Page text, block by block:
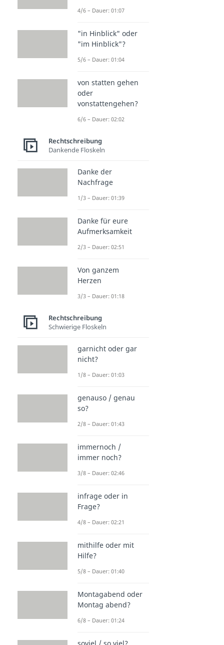
4/6 – Dauer: 01:07
"in Hinblick" oder
"im Hinblick"?
5/6 – Dauer: 01:04
von statten gehen
oder
vonstattengehen?
6/6 – Dauer: 02:02
Rechtschreibung
Dankende Floskeln
Danke der
Nachfrage
1/3 – Dauer: 01:39
Danke für eure
Aufmerksamkeit
2/3 – Dauer: 02:51
Von ganzem
Herzen
3/3 – Dauer: 01:18
Rechtschreibung
Schwierige Floskeln
garnicht oder gar
nicht?
1/8 – Dauer: 01:03
genauso / genau
so?
2/8 – Dauer: 01:43
immernoch /
immer noch?
3/8 – Dauer: 02:46
infrage oder in
Frage?
4/8 – Dauer: 02:21
mithilfe oder mit
Hilfe?
5/8 – Dauer: 01:40
Montagabend oder
Montag abend?
6/8 – Dauer: 01:24